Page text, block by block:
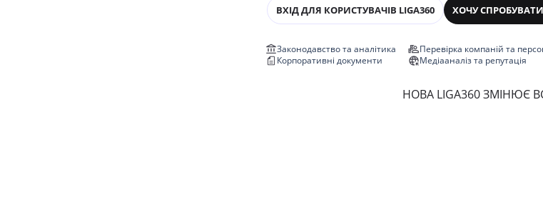
ВХІД ДЛЯ КОРИСТУВАЧІВ LIGA360 ХОЧУ
Законодавство та аналітика
Корпоративні документи
Перевірка компаній та
Медіааналіз та репутація
НОВА LIGA360 ЗМІНЮЄ